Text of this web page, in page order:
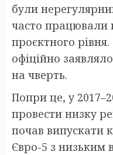
були
часто працювали
проєктного
офіційно
на чверть.
Попри це, у
провести низку
почав випускати
Євро-5 з низьким